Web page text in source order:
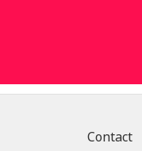
Contact